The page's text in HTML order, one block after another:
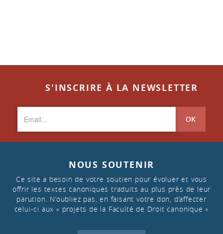
S'INSCRIRE À LA NEWSLETTER
OK
NOUS SOUTENIR
Ce site a besoin de votre soutien pour évoluer et vous
offrir les textes canoniques traduits au plus près de leur
parution. N’oubliez pas, en faisant votre don, d’affecter
celui-ci aux « projets de la Faculté de Droit canonique »